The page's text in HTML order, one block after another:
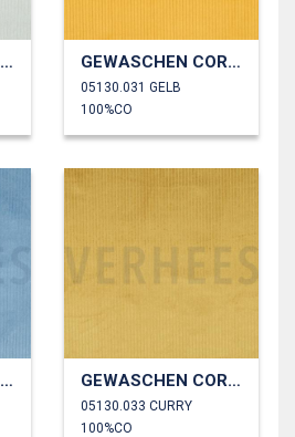
GEWASCHEN CORD 4.5W GEWASCHEN CORD 4.5W
05130.031 GELB
100%CO
GEWASCHEN CORD 4.5W GEWASCHEN CORD 4.5W
05130.033 CURRY
100%CO